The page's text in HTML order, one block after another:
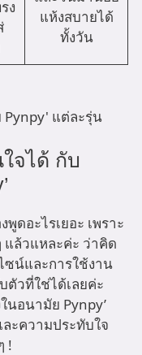
ง
แห้งสบายได้
ทั้งวัน
จได้ กับ
ดอะไรเยอะ เพราะ
แล้วแหละค่ะ ว่าคิด
ซน์และการใช้งาน
ตัวที่ใช่ได้เลยค่ะ
นอนามัย Pynpy’
ะความประทับใจ
!